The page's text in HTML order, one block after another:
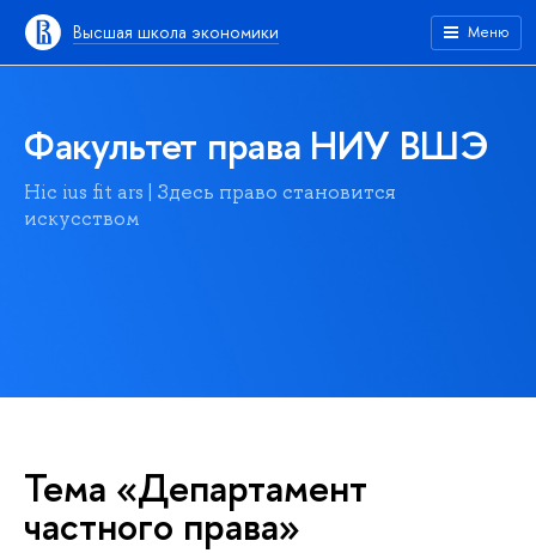
Высшая школа экономики Меню
Факультет права НИУ ВШЭ
Hic ius fit ars | Здесь право становится
искусством
Тема «Департамент
частного права»